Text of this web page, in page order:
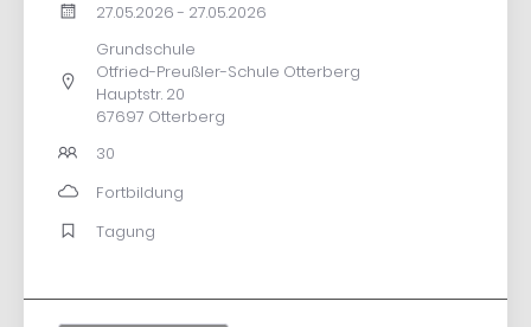
27.05.2026 - 27.05.2026
Grundschule
Otfried-Preußler-Schule Otterberg
Hauptstr. 20
67697 Otterberg
30
Fortbildung
Tagung